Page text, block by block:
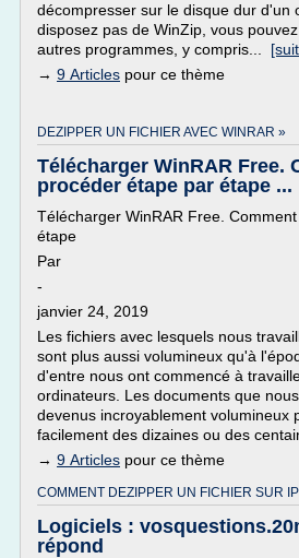
décompresser sur le disque dur d'un
disposez pas de WinZip, vous
autres programmes, y compris...
→ 9 Articles pour ce thème
DEZIPPER UN FICHIER AVEC WINRAR »
Télécharger WinRAR Free.
procéder étape par étape ...
Télécharger WinRAR Free.
étape
Par
-
janvier 24, 2019
Les fichiers avec lesquels nous
sont plus aussi volumineux qu'à
d'entre nous ont commencé à
ordinateurs. Les documents que
devenus incroyablement volumineux
facilement des dizaines ou des
→ 9 Articles pour ce thème
COMMENT DEZIPPER UN FICHIER SUR
Logiciels :
répond